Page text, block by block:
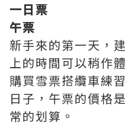
一日票
午票
新手來的第一天，
上的時間可以稍作
購買雪票搭纜車練
日子，午票的價格
常的划算。